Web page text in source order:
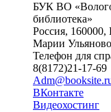
БУК ВО
библиотека»
Россия, 160000,
Марии
Телефон для
8(8172)21-17-69
ВКонтакте
Видеохостинг